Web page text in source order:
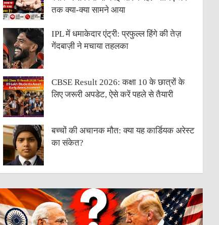
तक क्या-क्या सामने आया
IPL में धमाकेदार एंट्री: प्रफुल्ल हिंगे की तेज़
गेंदबाज़ी ने मचाया तहलका
CBSE Result 2026: कक्षा 10 के छात्रों के
लिए जरूरी अपडेट, ऐसे करें पहले से तैयारी
बच्चों की अचानक मौत: क्या यह कार्डियक अरेस्ट
का संकेत?